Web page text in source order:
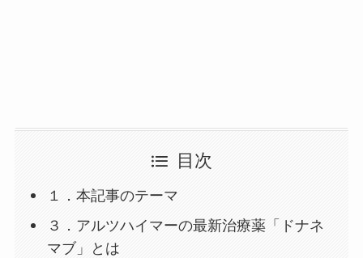
目次
１．本記事のテーマ
３．アルツハイマーの最新治療薬「ドナネ
マブ」とは